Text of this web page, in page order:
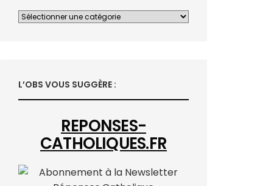
L’OBS VOUS SUGGÈRE :
REPONSES-
CATHOLIQUES.FR